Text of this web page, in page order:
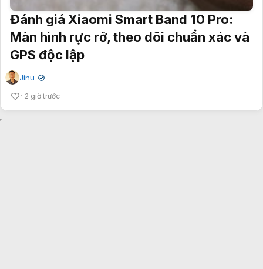
Đánh giá Xiaomi Smart Band 10 Pro:
Màn hình rực rỡ, theo dõi chuẩn xác và
GPS độc lập
Jinu ✔
2 giờ trước